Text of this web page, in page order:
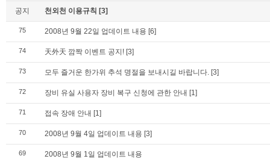
공지 천외천 이용규칙 [3]
75 2008년 9월 22일 업데이트 내용 [6]
74 天外天 깜짝 이벤트 공지! [3]
73 모두 즐거운 한가위 추석 명절을 보내시길 바랍니다. [3]
72 장비 유실 사용자 장비 복구 신청에 관한 안내 [1]
71 접속 장애 안내 [1]
70 2008년 9월 4일 업데이트 내용 [3]
69 2008년 9월 1일 업데이트 내용